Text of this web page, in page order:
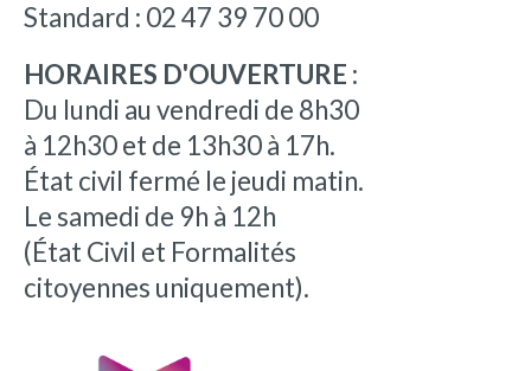
Standard : 02 47 39 70 00
HORAIRES D'OUVERTURE :
Du lundi au vendredi de 8h30
à 12h30 et de 13h30 à 17h.
État civil fermé le jeudi matin.
Le samedi de 9h à 12h
(État Civil et Formalités
citoyennes uniquement).